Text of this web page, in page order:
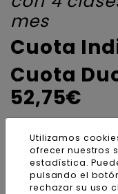
mes
Cuota
Cuota
52,75€
Cuota
44,23€
Cuota
Utilizamos
ofrecer nuestros
estadística.
pulsando el
rechazar su uso